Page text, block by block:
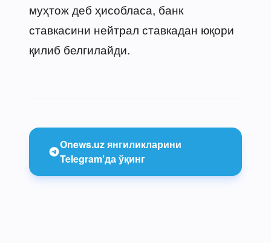
муҳтож деб ҳисобласа, банк
ставкасини нейтрал ставкадан юқори
қилиб белгилайди.
Onews.uz янгиликларини
Telegram’да ўқинг